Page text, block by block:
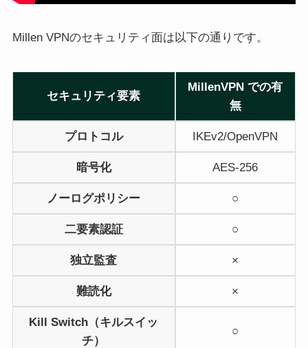
Millen VPNのセキュリティ面は以下の通りです。
セキュリティ要素
MillenVPN での有
無
プロトコル IKEv2/OpenVPN
暗号化 AES-256
ノーログポリシー ○
二要素認証 ○
独立監査 ×
難読化 ×
Kill Switch（キルスイッ
チ）
○